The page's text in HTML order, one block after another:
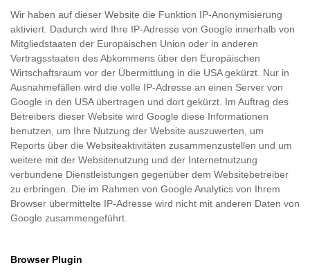
Wir haben auf dieser Website die Funktion IP-Anonymisierung
aktiviert. Dadurch wird Ihre IP-Adresse von Google innerhalb von
Mitgliedstaaten der Europäischen Union oder in anderen
Vertragsstaaten des Abkommens über den Europäischen
Wirtschaftsraum vor der Übermittlung in die USA gekürzt. Nur in
Ausnahmefällen wird die volle IP-Adresse an einen Server von
Google in den USA übertragen und dort gekürzt. Im Auftrag des
Betreibers dieser Website wird Google diese Informationen
benutzen, um Ihre Nutzung der Website auszuwerten, um
Reports über die Websiteaktivitäten zusammenzustellen und um
weitere mit der Websitenutzung und der Internetnutzung
verbundene Dienstleistungen gegenüber dem Websitebetreiber
zu erbringen. Die im Rahmen von Google Analytics von Ihrem
Browser übermittelte IP-Adresse wird nicht mit anderen Daten von
Google zusammengeführt.
Browser Plugin